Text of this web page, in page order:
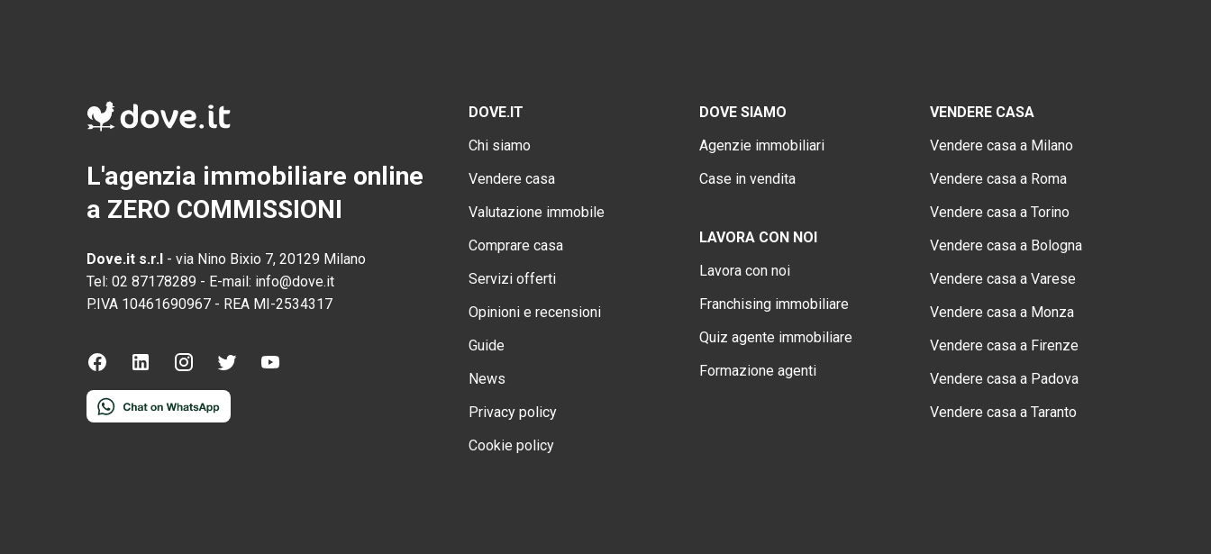
L'agenzia immobiliare online
a ZERO COMMISSIONI
Dove.it s.r.l - via Nino Bixio 7, 20129 Milano
Tel: 02 87178289 - E-mail: info@dove.it
P.IVA 10461690967 - REA MI-2534317
DOVE.IT
Chi siamo
Vendere casa
Valutazione immobile
Comprare casa
Servizi offerti
Opinioni e recensioni
Guide
News
Privacy policy
Cookie policy
DOVE SIAMO
Agenzie immobiliari
Case in vendita
LAVORA CON NOI
Lavora con noi
Franchising immobiliare
Quiz agente immobiliare
Formazione agenti
VENDERE CASA
Vendere casa a Milano
Vendere casa a Roma
Vendere casa a Torino
Vendere casa a Bologna
Vendere casa a Varese
Vendere casa a Monza
Vendere casa a Firenze
Vendere casa a Padova
Vendere casa a Taranto